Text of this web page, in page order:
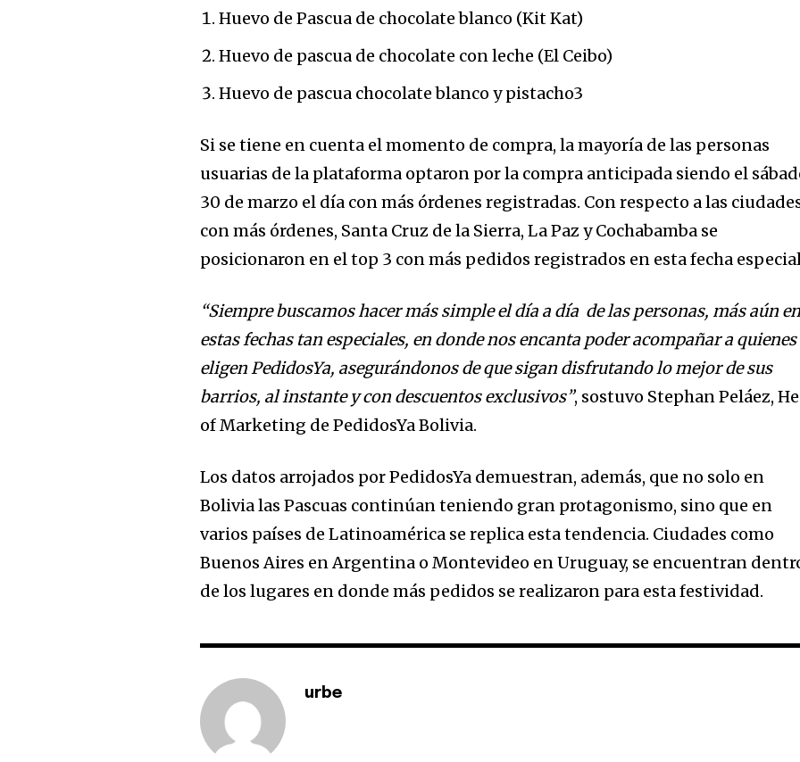
Join our community of
SUBSCRIBERS and be part
of the conversation.
To subscribe, simply enter your email address on our website or click
won't spam your inbox. Your information is safe with us.
Huevo de Pascua de chocolate blanco (Kit Kat)
Huevo de pascua de chocolate con leche (El Ceibo)
Huevo de pascua chocolate blanco y pistacho3
Si se tiene en cuenta el momento de compra, la mayoría de las personas
usuarias de la plataforma optaron por la compra anticipada siendo el
30 de marzo el día con más órdenes registradas. Con respecto a las
con más órdenes, Santa Cruz de la Sierra, La Paz y Cochabamba se
posicionaron en el top 3 con más pedidos registrados en esta fecha
“Siempre buscamos hacer más simple el día a día de las personas, más aún en
estas fechas tan especiales, en donde nos encanta poder acompañar a quienes
eligen PedidosYa, asegurándonos de que sigan disfrutando lo mejor de sus
barrios, al instante y con descuentos exclusivos”, sostuvo Stephan Peláez,
of Marketing de PedidosYa Bolivia.
Los datos arrojados por PedidosYa demuestran, además, que no solo en
Bolivia las Pascuas continúan teniendo gran protagonismo, sino que en
varios países de Latinoamérica se replica esta tendencia. Ciudades como
Buenos Aires en Argentina o Montevideo en Uruguay, se encuentran
de los lugares en donde más pedidos se realizaron para esta festividad.
urbe